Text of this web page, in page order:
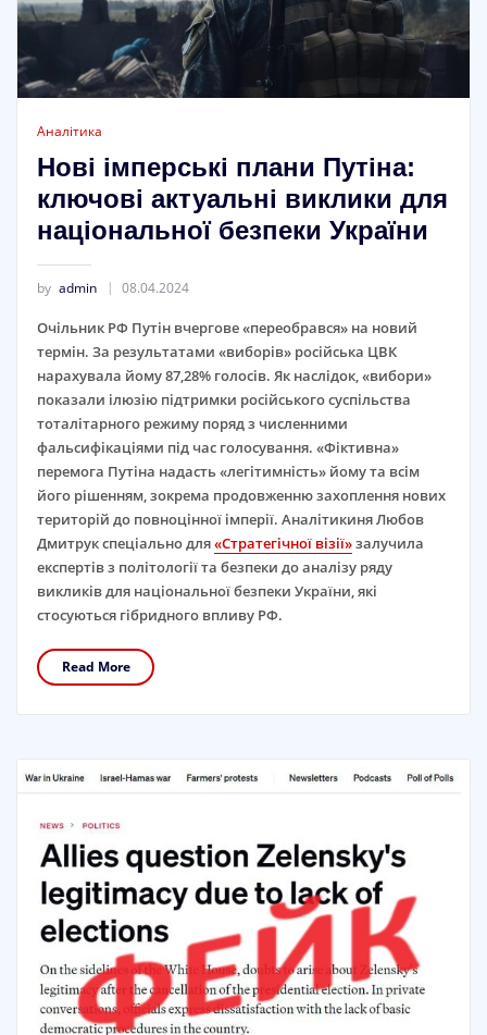
Аналітика
Нові імперські плани Путіна:
ключові актуальні виклики для
національної безпеки України
by admin 08.04.2024
Очільник РФ Путін вчергове «переобрався» на новий
термін. За результатами «виборів» російська ЦВК
нарахувала йому 87,28% голосів. Як наслідок, «вибори»
показали ілюзію підтримки російського суспільства
тоталітарного режиму поряд з численними
фальсифікаціями під час голосування. «Фіктивна»
перемога Путіна надасть «легітимність» йому та всім
його рішенням, зокрема продовженню захоплення нових
територій до повноцінної імперії. Аналітикиня Любов
Дмитрук спеціально для«Стратегічної візії»залучила
експертів з політології та безпеки до аналізу ряду
викликів для національної безпеки України, які
стосуються гібридного впливу РФ.
Read More